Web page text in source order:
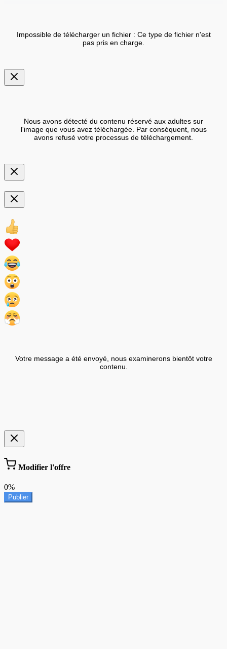
Impossible de télécharger un fichier : Ce type de fichier n'est
pas pris en charge.
Nous avons détecté du contenu réservé aux adultes sur
l'image que vous avez téléchargée. Par conséquent, nous
avons refusé votre processus de téléchargement.
Votre message a été envoyé, nous examinerons bientôt votre
contenu.
Modifier l'offre
0%
Publier